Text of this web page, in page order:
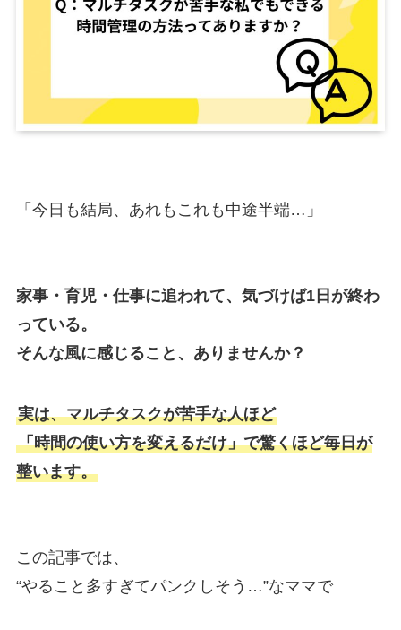
「今日も結局、あれもこれも中途半端…」
家事・育児・仕事に追われて、気づけば1日が終わ
っている。
そんな風に感じること、ありませんか？
実は、マルチタスクが苦手な人ほど
「時間の使い方を変えるだけ」で驚くほど毎日が
整います。
この記事では、
“やること多すぎてパンクしそう…”なママで